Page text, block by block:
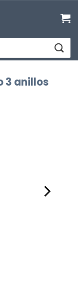
3 anillos